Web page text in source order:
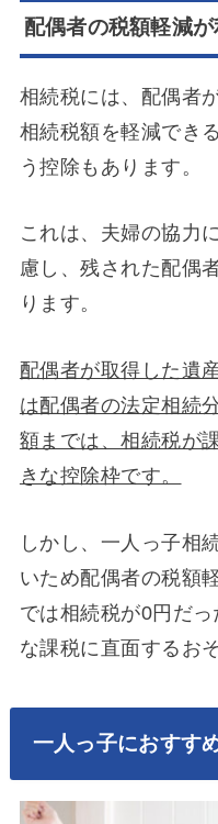
配偶者の税額軽減
相続税には、配偶者
相続税額を軽減できる
う控除もあります。
これは、夫婦の協力
慮し、残された配偶
ります。
配偶者が取得した遺
は配偶者の法定相続
額までは、相続税が
きな控除枠です。
しかし、一人っ子相
いため配偶者の税額
では相続税が0円だ
な課税に直面するお
一人っ子におすす